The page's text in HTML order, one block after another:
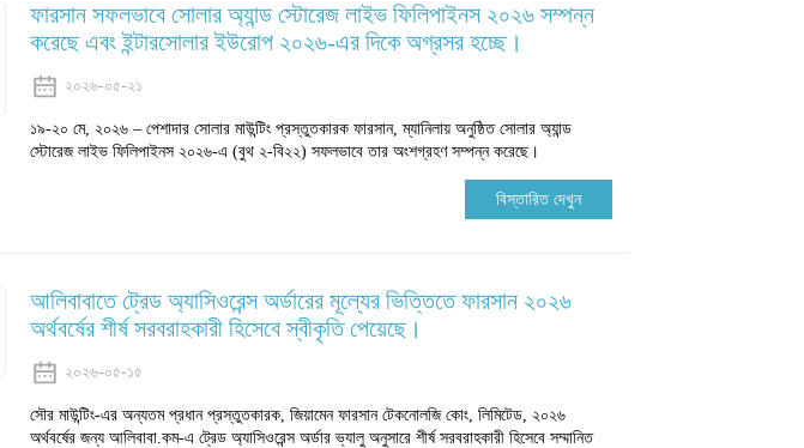
ফারসান সফলভাবে সোলার অ্যান্ড স্টোরেজ লাইভ ফিলিপাইনস ২০২৬ সম্পন্ন
করেছে এবং ইন্টারসোলার ইউরোপ ২০২৬-এর দিকে অগ্রসর হচ্ছে।
২০২৬-০৫-২১
১৯-২০ মে, ২০২৬ – পেশাদার সোলার মাউন্টিং প্রস্তুতকারক ফারসান, ম্যানিলায় অনুষ্ঠিত সোলার অ্যান্ড
স্টোরেজ লাইভ ফিলিপাইনস ২০২৬-এ (বুথ ২-বি২২) সফলভাবে তার অংশগ্রহণ সম্পন্ন করেছে।
বিস্তারিত দেখুন
আলিবাবাতে ট্রেড অ্যাসিওরেন্স অর্ডারের মূল্যের ভিত্তিতে ফারসান ২০২৬
অর্থবর্ষের শীর্ষ সরবরাহকারী হিসেবে স্বীকৃতি পেয়েছে।
২০২৬-০৫-১৫
সৌর মাউন্টিং-এর অন্যতম প্রধান প্রস্তুতকারক, জিয়ামেন ফারসান টেকনোলজি কোং, লিমিটেড, ২০২৬
অর্থবর্ষের জন্য আলিবাবা.কম-এ ট্রেড অ্যাসিওরেন্স অর্ডার ভ্যালু অনুসারে শীর্ষ সরবরাহকারী হিসেবে সম্মানিত